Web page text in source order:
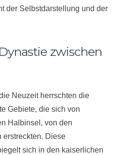
der Selbstdarstellung und der
zwischen
Neuzeit herrschten die
Gebiete, die sich von
Halbinsel, von den
erstreckten. Diese
sich in den kaiserlichen